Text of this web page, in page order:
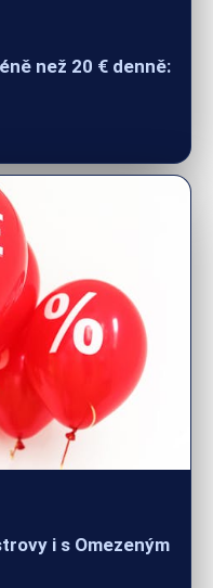
než 20 € denně:
i s Omezeným